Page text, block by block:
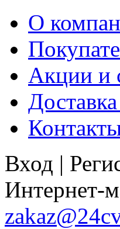
О
Акции и
Вход |
Интернет-